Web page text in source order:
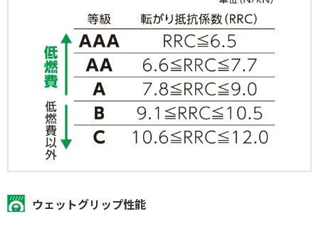
ウェットグリップ性能